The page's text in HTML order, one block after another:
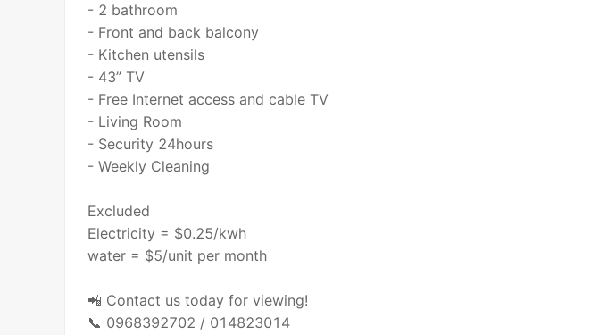
- 2 bathroom
- Front and back balcony
- Kitchen utensils
- 43” TV
- Free Internet access and cable TV
- Living Room
- Security 24hours
- Weekly Cleaning
Excluded
Electricity = $0.25/kwh
water = $5/unit per month
📲 Contact us today for viewing!
📞 0968392702 / 014823014